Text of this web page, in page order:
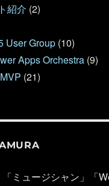
紹介 (2)
User Group (10)
Apps Orchestra (9)
(21)
「ミュージシャン」「